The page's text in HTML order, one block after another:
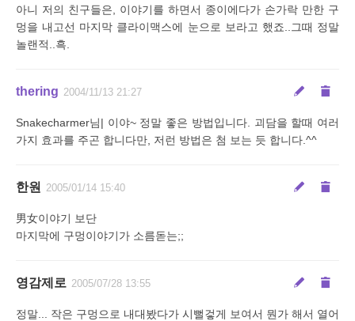
아니 저의 친구들은, 이야기를 하면서 종이에다가 손가락 만한 구
멍을 내고선 마지막 클라이맥스에 눈으로 보라고 했죠..그때 정말
놀랜적..흑.
thering 2004/11/13 21:27
Snakecharmer님| 이야~ 정말 좋은 방법입니다. 괴담을 할때 여러
가지 효과를 주곤 합니다만, 저런 방법은 첨 보는 듯 합니다.^^
한원 2005/01/14 15:40
男女이야기 보단
마지막에 구멍이야기가 소름돋는;;
영감제로 2005/07/28 13:55
정말... 작은 구멍으로 내대봤다가 시뻘겋게 보여서 뭔가 해서 열어